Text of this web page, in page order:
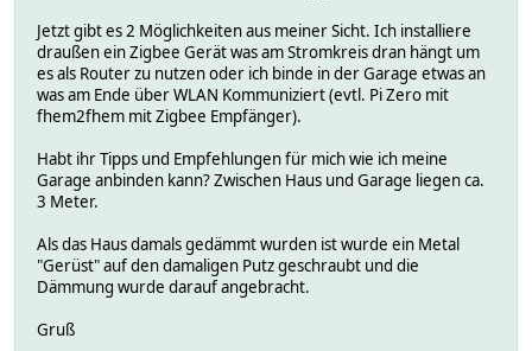
Jetzt gibt es 2 Möglichkeiten aus meiner Sicht. Ich installiere
draußen ein Zigbee Gerät was am Stromkreis dran hängt um
es als Router zu nutzen oder ich binde in der Garage etwas an
was am Ende über WLAN Kommuniziert (evtl. Pi Zero mit
fhem2fhem mit Zigbee Empfänger).
Habt ihr Tipps und Empfehlungen für mich wie ich meine
Garage anbinden kann? Zwischen Haus und Garage liegen ca.
3 Meter.
Als das Haus damals gedämmt wurden ist wurde ein Metal
"Gerüst" auf den damaligen Putz geschraubt und die
Dämmung wurde darauf angebracht.
Gruß